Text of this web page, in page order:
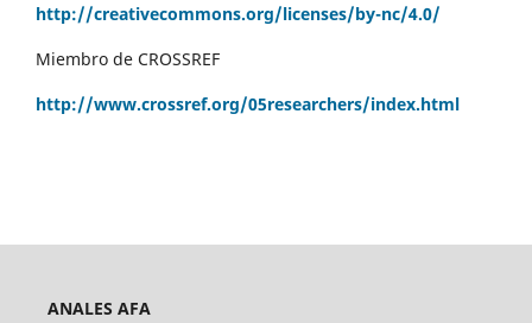
http://creativecommons.org/licenses/by-nc/4.0/
Miembro de CROSSREF
http://www.crossref.org/05researchers/index.html
ANALES AFA